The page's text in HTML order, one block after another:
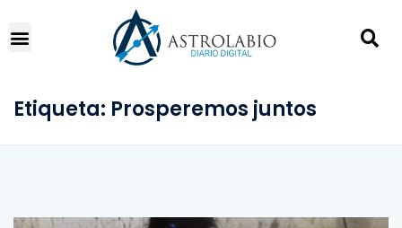
Etiqueta: Prosperemos juntos